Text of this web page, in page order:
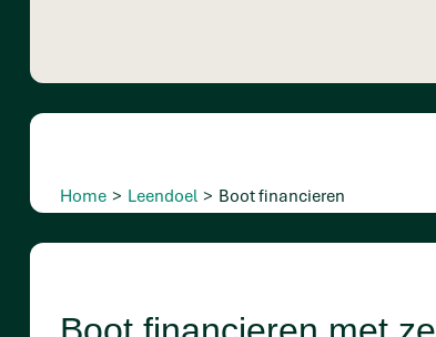
Home > Leendoel > Boot financieren